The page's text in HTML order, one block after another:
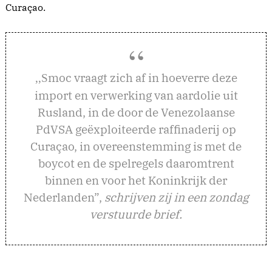
Curaçao.
,,Smoc vraagt zich af in hoeverre deze
import en verwerking van aardolie uit
Rusland, in de door de Venezolaanse
PdVSA geëxploiteerde raffinaderij op
Curaçao, in overeenstemming is met de
boycot en de spelregels daaromtrent
binnen en voor het Koninkrijk der
Nederlanden”, schrijven zij in een zondag
verstuurde brief.